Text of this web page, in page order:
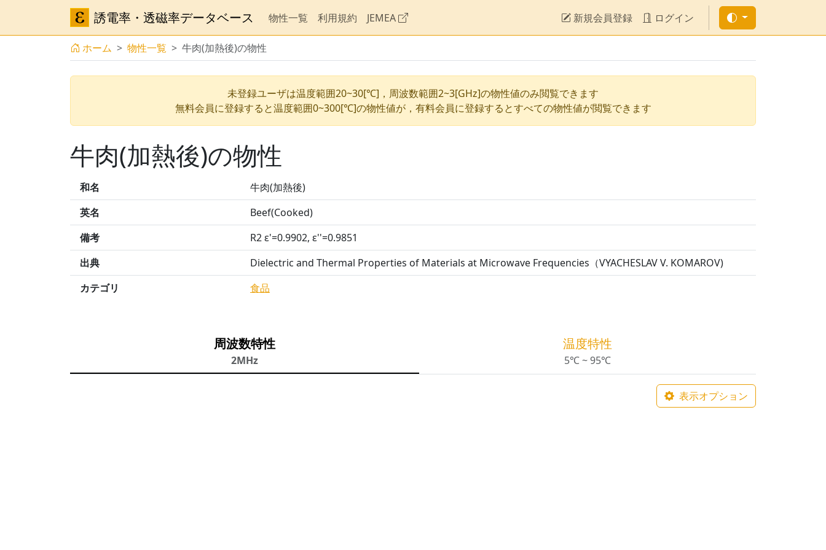
誘電率・透磁率データベース 物性一覧 利用規約 JEMEA 新規会員登録 ログイン
ホーム 物性一覧 牛肉(加熱後)の物性
未登録ユーザは温度範囲20~30[℃]，周波数範囲2~3[GHz]の物性値のみ閲覧できます
無料会員に登録すると温度範囲0~300[℃]の物性値が，有料会員に登録するとすべての物性値が閲覧できます
牛肉(加熱後)の物性
和名
牛肉(加熱後)
英名
Beef(Cooked)
備考
R2 ε'=0.9902, ε''=0.9851
出典
Dielectric and Thermal Properties of Materials at Microwave Frequencies（VYACHESLAV V. KOMAROV)
カテゴリ
食品
周波数特性
2MHz
温度特性
5℃ ~ 95℃
表示オプション